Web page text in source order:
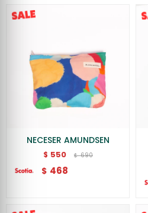
NECESER AMUNDSEN
$ 550 $ 690
$ 468